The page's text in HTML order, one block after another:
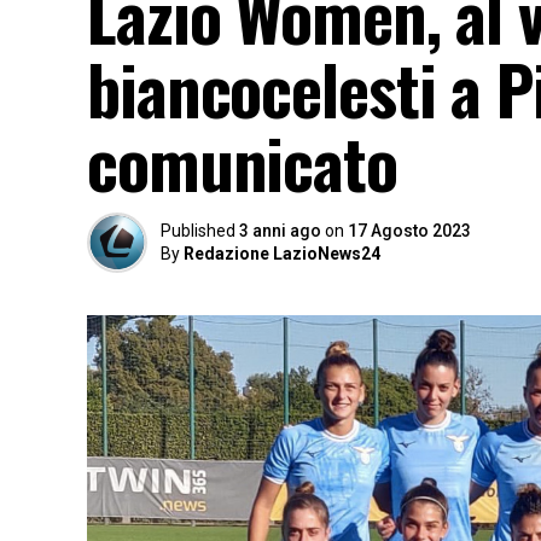
biancocelesti a
comunicato
Published 3 anni ago on 17 Agosto 2023
By Redazione LazioNews24